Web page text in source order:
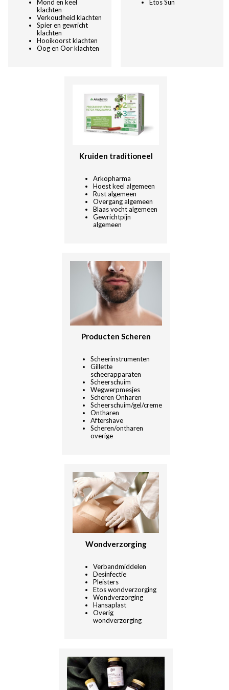
Mond en keel
klachten
Verkoudheid klachten
Spier en gewricht
klachten
Hooikoorst klachten
Oog en Oor klachten
Etos Sun
Kruiden traditioneel
Arkopharma
Hoest keel algemeen
Rust algemeen
Overgang algemeen
Blaas vocht algemeen
Gewrichtpijn
algemeen
Producten Scheren
Scheerinstrumenten
Gillette
scheerapparaten
Scheerschuim
Wegwerpmesjes
Scheren Onharen
Scheerschuim/gel/creme
Ontharen
Aftershave
Scheren/ontharen
overige
Wondverzorging
Verbandmiddelen
Desinfectie
Pleisters
Etos wondverzorging
Wondverzorging
Hansaplast
Overig
wondverzorging